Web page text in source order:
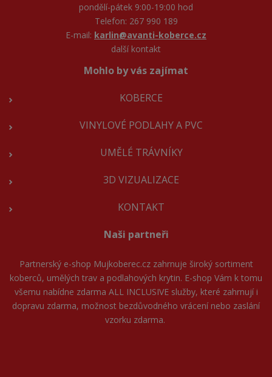
pondělí-pátek 9:00-19:00 hod
Telefon: 267 990 189
E-mail: karlin@avanti-koberce.cz
další kontakt
Mohlo by vás zajímat
KOBERCE
VINYLOVÉ PODLAHY A PVC
UMĚLÉ TRÁVNÍKY
3D VIZUALIZACE
KONTAKT
Naši partneři
Partnerský e-shop Mujkoberec.czzahrnuje široký sortiment
koberců, umělých trav a podlahových krytin. E-shop Vám k tomu
všemu nabídne zdarma ALL INCLUSIVE služby, které zahrnují i
dopravu zdarma, možnost bezdůvodného vrácení nebo zaslání
vzorku zdarma.